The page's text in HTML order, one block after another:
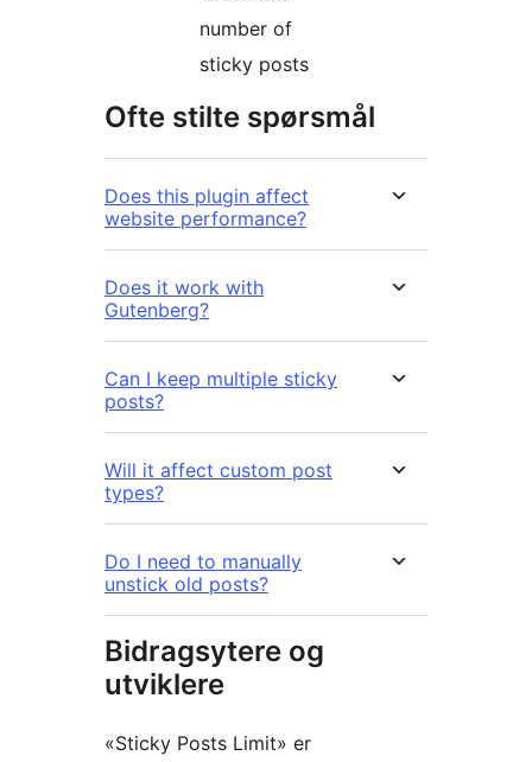
number of
sticky posts
Ofte stilte spørsmål
Does this plugin affect
website performance?
Does it work with
Gutenberg?
Can I keep multiple sticky
posts?
Will it affect custom post
types?
Do I need to manually
unstick old posts?
Bidragsytere og
utviklere
«Sticky Posts Limit» er